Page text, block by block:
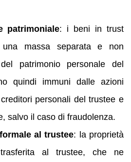
patrimoniale: i beni in trust
una massa separata e non
patrimonio personale del
quindi immuni dalle azioni
personali del trustee e
salvo il caso di fraudolenza.
al trustee: la proprietà
al trustee, che ne